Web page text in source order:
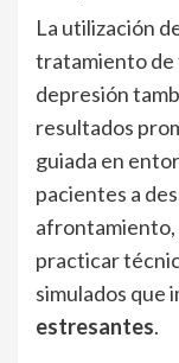
La utilización
tratamiento de
depresión
resultados
guiada en
pacientes a
afrontamiento,
practicar
simulados que
estresantes.